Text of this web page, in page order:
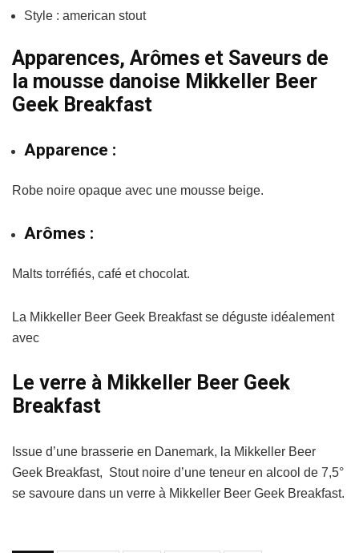
Style : american stout
Apparences, Arômes et Saveurs de
la mousse danoise Mikkeller Beer
Geek Breakfast
Apparence :
Robe noire opaque avec une mousse beige.
Arômes :
Malts torréfiés, café et chocolat.
La Mikkeller Beer Geek Breakfast se déguste idéalement
avec
Le verre à Mikkeller Beer Geek
Breakfast
Issue d’une brasserie en Danemark, la Mikkeller Beer
Geek Breakfast, Stout noire d’une teneur en alcool de 7,5°
se savoure dans un verre à Mikkeller Beer Geek Breakfast.